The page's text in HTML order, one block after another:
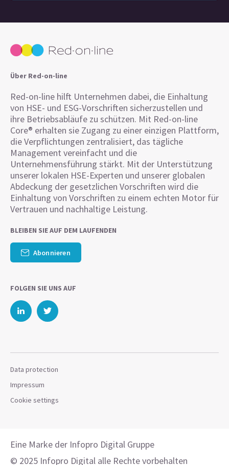
Über Red-on-line
Red-on-line hilft Unternehmen dabei, die Einhaltung
von HSE- und ESG-Vorschriften sicherzustellen und
ihre Betriebsabläufe zu schützen. Mit Red-on-line
Core® erhalten sie Zugang zu einer einzigen Plattform,
die Verpflichtungen zentralisiert, das tägliche
Management vereinfacht und die
Unternehmensführung stärkt. Mit der Unterstützung
unserer lokalen HSE-Experten und unserer globalen
Abdeckung der gesetzlichen Vorschriften wird die
Einhaltung von Vorschriften zu einem echten Motor für
Vertrauen und nachhaltige Leistung.
BLEIBEN SIE AUF DEM LAUFENDEN
Abonnieren
FOLGEN SIE UNS AUF
Data protection
Impressum
Cookie settings
Eine Marke der Infopro Digital Gruppe
© 2025 Infopro Digital alle Rechte vorbehalten